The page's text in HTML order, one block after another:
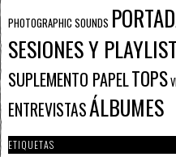
PHOTOGRAPHIC SOUNDS
SESIONES Y
SUPLEMENTO PAPELTOPS
ENTREVISTASÁLBUMES
ETIQUETAS